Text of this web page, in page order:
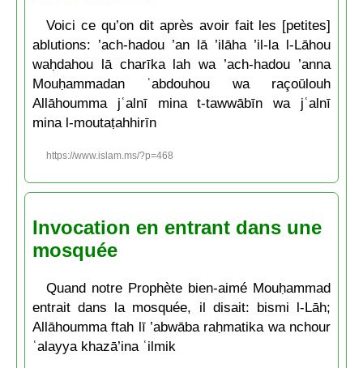
Voici ce qu’on dit après avoir fait les [petites]
ablutions: ’ach-hadou ’an lā ’ilāha ’il-la l-Lāhou
waḥdahou lā charīka lah wa ’ach-hadou ’anna
Mouḥammadan ʿabdouhou wa raçoūlouh
Allāhoumma jʿalnī mina t-tawwābīn wa jʿalnī
mina l-moutaṭahhirīn
https://www.islam.ms/?p=468
Invocation en entrant dans une
mosquée
Quand notre Prophète bien-aimé Mouḥammad
entrait dans la mosquée, il disait: bismi l-Lāh;
Allāhoumma ftah lī ’abwāba raḥmatika wa nchour
ʿalayya khazā’ina ʿilmik